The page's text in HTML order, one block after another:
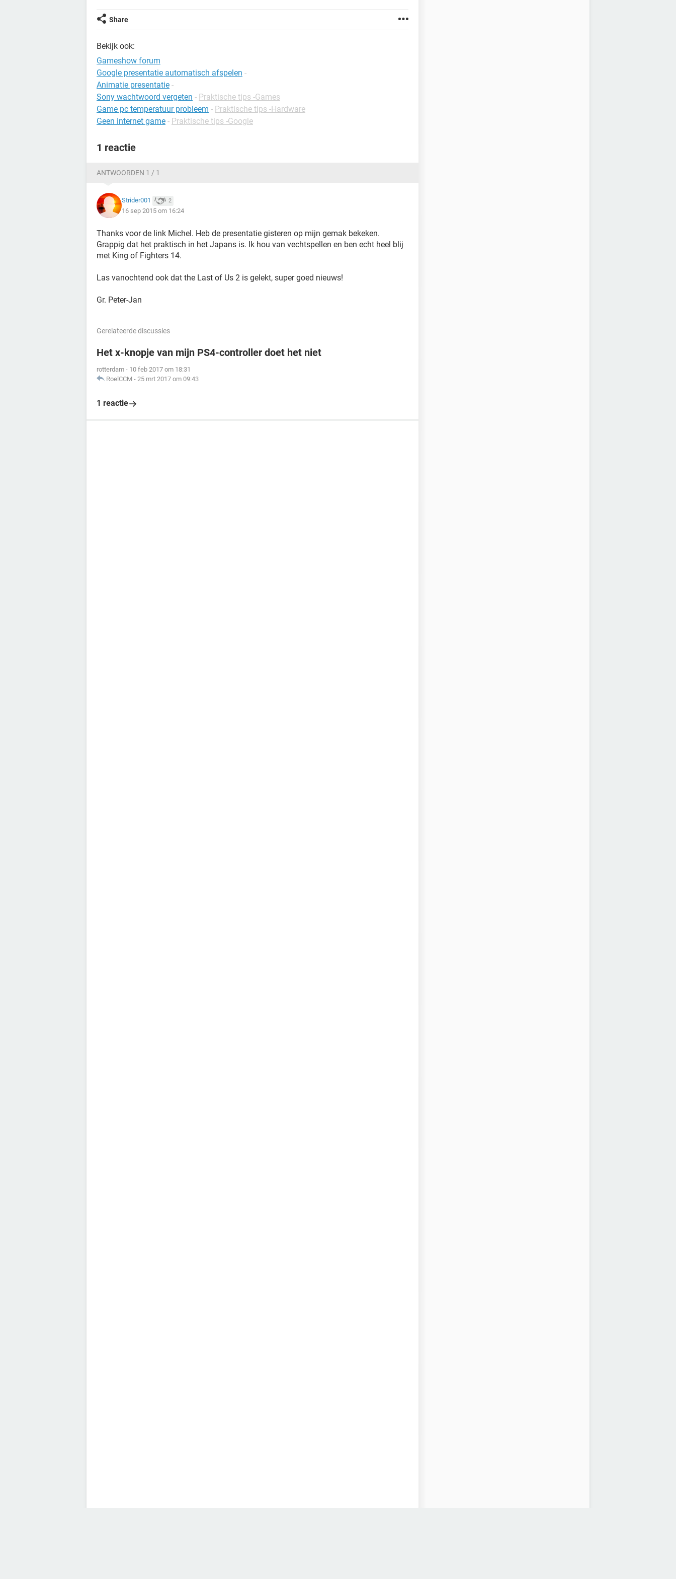
Share
Bekijk ook:
Gameshow forum
Google presentatie automatisch afspelen -
Animatie presentatie -
Sony wachtwoord vergeten - Praktische tips -Games
Game pc temperatuur probleem - Praktische tips -Hardware
Geen internet game - Praktische tips -Google
1 reactie
ANTWOORDEN 1 / 1
Strider001 2
16 sep 2015 om 16:24
Thanks voor de link Michel. Heb de presentatie gisteren op mijn gemak bekeken.
Grappig dat het praktisch in het Japans is. Ik hou van vechtspellen en ben echt heel blij
met King of Fighters 14.
Las vanochtend ook dat the Last of Us 2 is gelekt, super goed nieuws!
Gr. Peter-Jan
Gerelateerde discussies
Het x-knopje van mijn PS4-controller doet het niet
rotterdam - 10 feb 2017 om 18:31
RoelCCM - 25 mrt 2017 om 09:43
1 reactie